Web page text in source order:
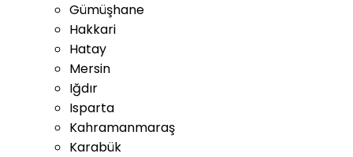
Gümüşhane
Hakkari
Hatay
Mersin
Iğdır
Isparta
Kahramanmaraş
Karabük